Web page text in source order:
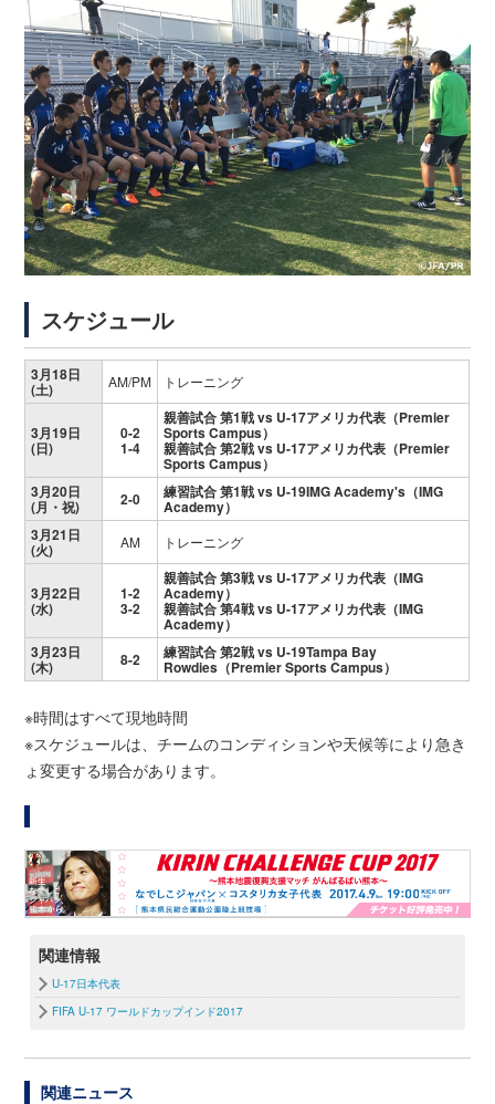
スケジュール
3月18日
(土) AM/PM トレーニング
3月19日
(日)
0-2
1-4
親善試合 第1戦 vs U-17アメリカ代表（Premier
Sports Campus）
親善試合 第2戦 vs U-17アメリカ代表（Premier
Sports Campus）
3月20日
(月・祝) 2-0 練習試合 第1戦 vs U-19IMG Academy's（IMG
Academy）
3月21日
(火) AM トレーニング
3月22日
(水)
1-2
3-2
親善試合 第3戦 vs U-17アメリカ代表（IMG
Academy）
親善試合 第4戦 vs U-17アメリカ代表（IMG
Academy）
3月23日
(木) 8-2 練習試合 第2戦 vs U-19Tampa Bay
Rowdies（Premier Sports Campus）
※時間はすべて現地時間
※スケジュールは、チームのコンディションや天候等により急き
ょ変更する場合があります。
関連情報
U-17日本代表
FIFA U-17 ワールドカップインド2017
関連ニュース